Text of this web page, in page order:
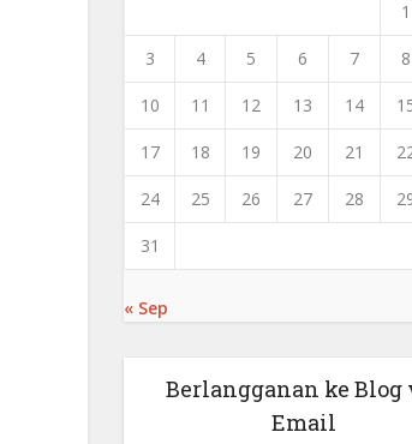
1
3 4 5 6 7 8
10 11 12 13 14
17 18 19 20 21
24 25 26 27 28
31
« Sep
Berlangganan ke Blog
Email